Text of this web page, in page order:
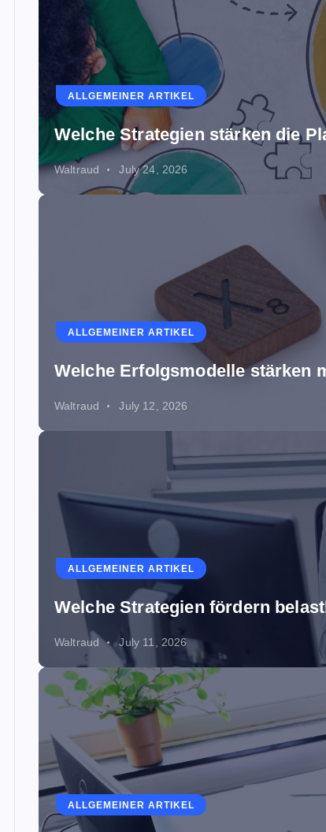
ALLGEMEINER ARTIKEL
Welche Strategien stärken die
Waltraud July 24, 2026
ALLGEMEINER ARTIKEL
Welche Erfolgsmodelle stärken
Waltraud July 12, 2026
ALLGEMEINER ARTIKEL
Welche Strategien fördern
Waltraud July 11, 2026
ALLGEMEINER ARTIKEL